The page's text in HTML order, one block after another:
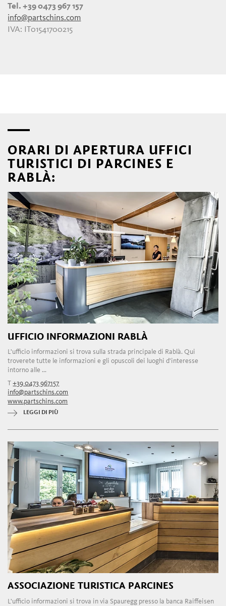
Tel. +39 0473 967 157
info@partschins.com
IVA: IT01541700215
ORARI DI APERTURA UFFICI
TURISTICI DI PARCINES E
RABLÀ:
UFFICIO INFORMAZIONI RABLÀ
L'ufficio informazioni si trova sulla strada principale di Rablà. Qui
troverete tutte le informazioni e gli opuscoli dei luoghi d'interesse
intorno alle ...
T+39 0473 967157
info@partschins.com
www.partschins.com
LEGGI DI PIÙ
ASSOCIAZIONE TURISTICA PARCINES
L'ufficio informazioni si trova in via Spauregg presso la banca Raiffeisen